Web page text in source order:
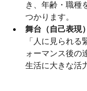
き、年齢・職種
つかります。
舞台（自己表現
「人に見られる
ォーマンス後の
生活に大きな活